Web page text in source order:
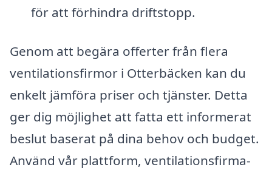
för att förhindra driftstopp.
Genom att begära offerter från flera
ventilationsfirmor i Otterbäcken kan du
enkelt jämföra priser och tjänster. Detta
ger dig möjlighet att fatta ett informerat
beslut baserat på dina behov och budget.
Använd vår plattform, ventilationsfirma-